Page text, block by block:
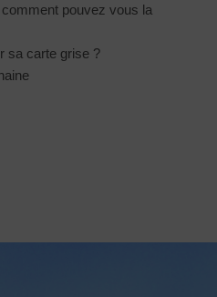
pouvez vous la
sa carte grise ?